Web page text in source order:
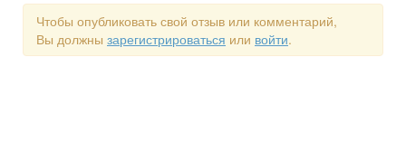
Чтобы опубликовать свой отзыв или комментарий,
Вы должны зарегистрироваться или войти.